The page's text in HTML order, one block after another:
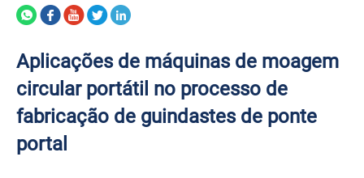
Aplicações de máquinas de moagem
circular portátil no processo de
fabricação de guindastes de ponte
portal